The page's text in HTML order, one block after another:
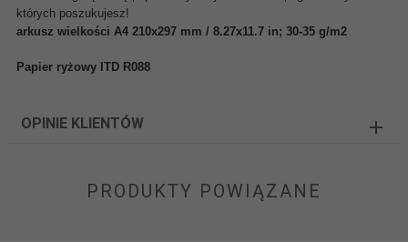
których poszukujesz!
arkusz wielkości A4 210x297 mm / 8.27x11.7 in; 30-35 g/m2
Papier ryżowy ITD R088
OPINIE KLIENTÓW
PRODUKTY POWIĄZANE